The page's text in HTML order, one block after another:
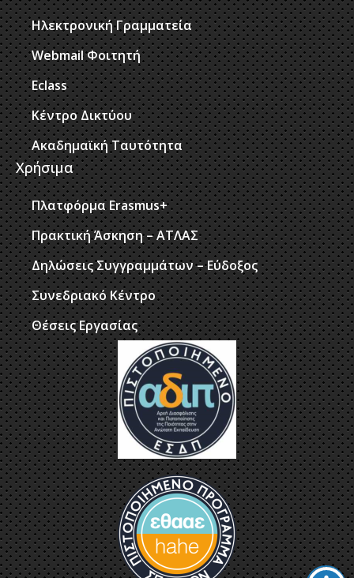
Ηλεκτρονική Γραμματεία
Webmail Φοιτητή
Eclass
Κέντρο Δικτύου
Ακαδημαϊκή Ταυτότητα
Χρήσιμα
Πλατφόρμα Erasmus+
Πρακτική Άσκηση – ΑΤΛΑΣ
Δηλώσεις Συγγραμμάτων – Εύδοξος
Συνεδριακό Κέντρο
Θέσεις Εργασίας